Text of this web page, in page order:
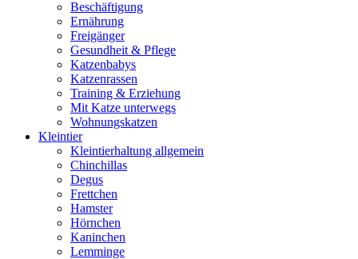
Beschäftigung
Ernährung
Freigänger
Gesundheit & Pflege
Katzenbabys
Katzenrassen
Training & Erziehung
Mit Katze unterwegs
Wohnungskatzen
Kleintier
Kleintierhaltung allgemein
Chinchillas
Degus
Frettchen
Hamster
Hörnchen
Kaninchen
Lemminge